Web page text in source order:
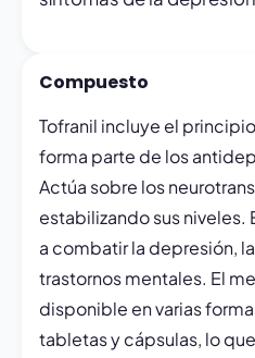
Compuesto
Tofranil incluye el
forma parte de los
Actúa sobre los
estabilizando sus niveles.
a combatir la depresión,
trastornos mentales. El
disponible en varias
tabletas y cápsulas, lo